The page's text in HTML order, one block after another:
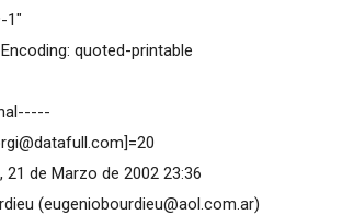
1"
quoted-printable
]=20
21 de Marzo de 2002 23:36
(eugeniobourdieu@aol.com.ar)